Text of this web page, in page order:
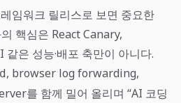
임워크 릴리스로 보면 중요한
핵심은 React Canary,
은 성능·배포 축만이 아니다.
, browser log forwarding,
를 함께 밀어 올리며 “AI 코딩